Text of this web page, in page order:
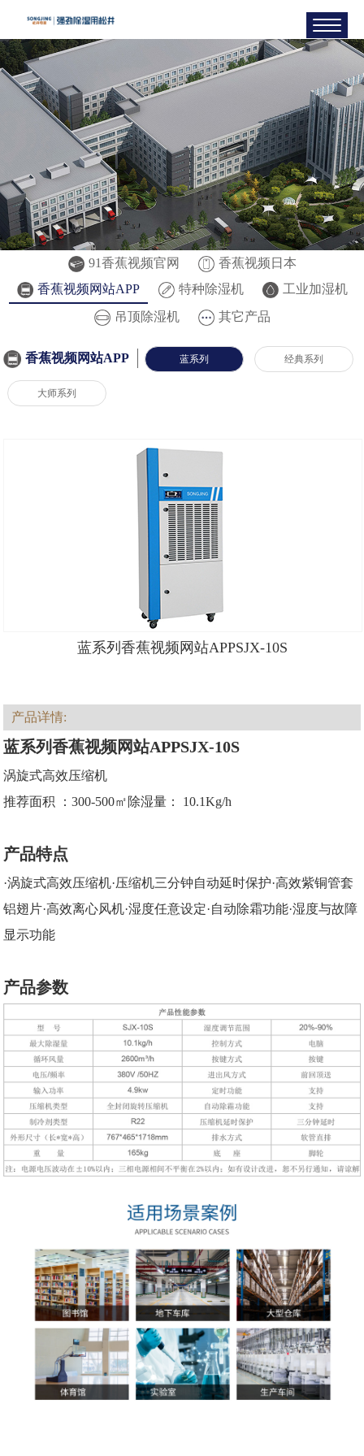
91香蕉视频官网
香蕉视频日本
香蕉视频网站APP
特种除湿机
工业加湿机
吊顶除湿机
其它产品
香蕉视频网站APP 蓝系列 经典系列
大师系列
蓝系列香蕉视频网站APPSJX-10S
产品详情:
蓝系列香蕉视频网站APPSJX-10S
涡旋式高效压缩机
推荐面积 ：300-500㎡除湿量： 10.1Kg/h
产品特点
·涡旋式高效压缩机·压缩机三分钟自动延时保护·高效紫铜管套
铝翅片·高效离心风机·湿度任意设定·自动除霜功能·湿度与故障
显示功能
产品参数